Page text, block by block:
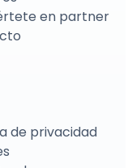
en partner
de privacidad